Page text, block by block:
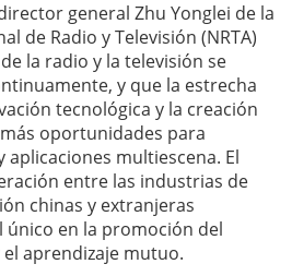
general Zhu Yonglei de la
de Radio y Televisión (NRTA)
la radio y la televisión se
y que la estrecha
tecnológica y la creación
oportunidades para
aplicaciones multiescena. El
entre las industrias de
chinas y extranjeras
único en la promoción del
aprendizaje mutuo.